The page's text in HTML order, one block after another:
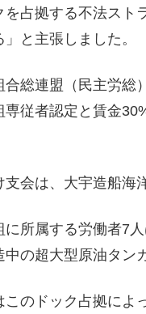
を占拠する不法スト
と主張しました。
合総連盟（民主労総
専従者認定と賃金
支会は、大宇造船海
に所属する労働者7
の超大型原油タン
このドック占拠によ